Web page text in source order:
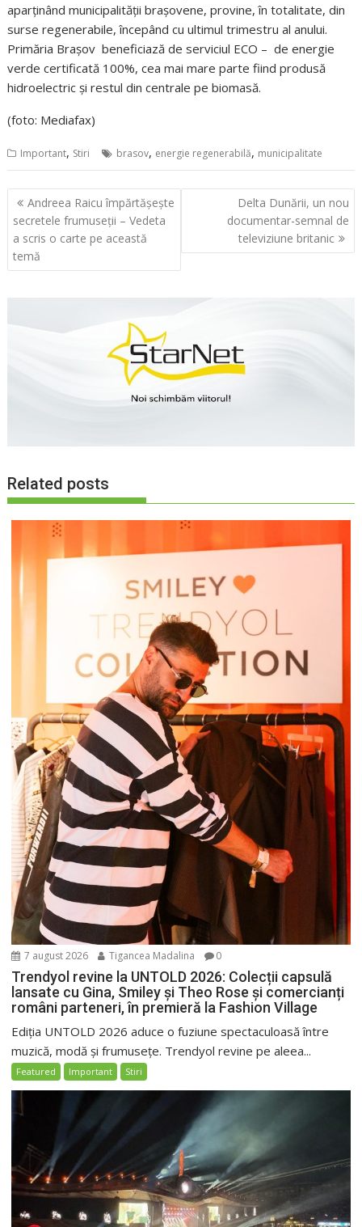
aparţinând municipalităţii braşovene, provine, în totalitate, din
surse regenerabile, începând cu ultimul trimestru al anului.
Primăria Braşov beneficiază de serviciul ECO – de energie
verde certificată 100%, cea mai mare parte fiind produsă
hidroelectric şi restul din centrale pe biomasă.
(foto: Mediafax)
Important, Stiri brasov, energie regenerabilă, municipalitate
Navigare
în
articole
Andreea Raicu împărtășește
secretele frumuseții – Vedeta
a scris o carte pe această
temă
Delta Dunării, un nou
documentar-semnal de
televiziune britanic
Related posts
7 august 2026 Tigancea Madalina 0
Trendyol revine la UNTOLD 2026: Colecții capsulă
lansate cu Gina, Smiley și Theo Rose și comercianți
români parteneri, în premieră la Fashion Village
Ediția UNTOLD 2026 aduce o fuziune spectaculoasă între
muzică, modă și frumusețe. Trendyol revine pe aleea...
Featured Important Stiri